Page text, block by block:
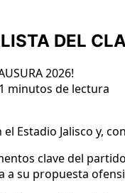
DEL
2026!
1 minutos de lectura
Estadio Jalisco y,
clave del
a su propuesta